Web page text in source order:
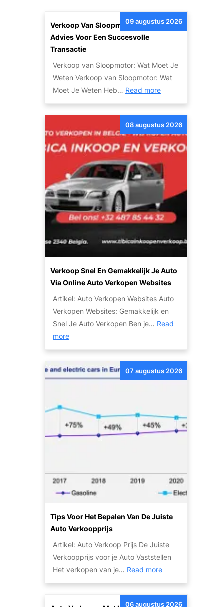
Verkoop Van Sloopmotor: Tips En
Advies Voor Een Succesvolle
Transactie
09 augustus 2026
Verkoop van Sloopmotor: Wat Moet Je
Weten Verkoop van Sloopmotor: Wat
Moet Je Weten Heb… Read more:
V
e
r
k
o
o
p
v
a
n
l
o
t
o
:
e
n
e
v
S
Verkoop Snel En Gemakkelijk Je Auto
Via Online Auto Verkopen Websites
08 augustus 2026
Artikel: Auto Verkopen Websites Auto
Verkopen Websites: Gemakkelijk en
Snel Je Auto Verkopen Ben je… Read
more:
V
r
o
p
S
l
n
a
k
k
e
Tips Voor Het Bepalen Van De Juiste
Auto Verkoopprijs
07 augustus 2026
Artikel: Auto Verkoop Prijs De Juiste
Verkoopprijs voor je Auto Vaststellen
Het verkopen van je… Read more:
T
i
06 augustus 2026